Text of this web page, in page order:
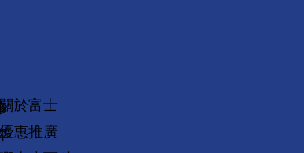
關於富士
優惠推廣